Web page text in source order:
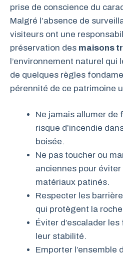
prise de conscience du
Malgré l’absence de
visiteurs ont une
préservation des maisons
l’environnement naturel qui
de quelques règles
pérennité de ce patrimoine
Ne jamais allumer de
risque d’incendie
boisée.
Ne pas toucher ou
anciennes pour
matériaux patinés.
Respecter les
qui protègent la
Éviter d’escalader
leur stabilité.
Emporter l’ensemble